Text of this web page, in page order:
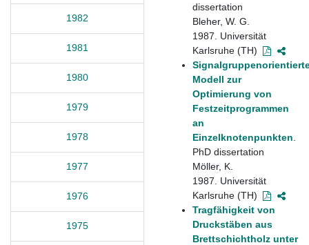
1982
1981
1980
1979
1978
1977
1976
1975
dissertation
Bleher, W. G.
1987. Universität
Karlsruhe (TH)
Modell zur
Optimierung von
Festzeitprogrammen
an
Einzelknotenpunkten
PhD dissertation
Möller, K.
1987. Universität
Karlsruhe (TH)
Tragfähigkeit von
Druckstäben aus
Brettschichtholz unter